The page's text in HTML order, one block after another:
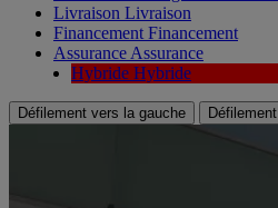
Livraison Livraison
Financement Financement
Assurance Assurance
Hybride Hybride
Défilement vers la gauche